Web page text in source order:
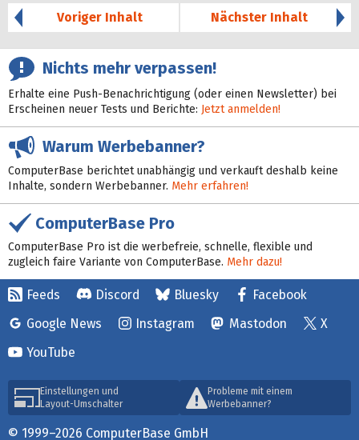
Voriger Inhalt
Nächster Inhalt
Nichts mehr verpassen!
Erhalte eine Push-Benachrichtigung (oder einen Newsletter) bei
Erscheinen neuer Tests und Berichte: Jetzt anmelden!
Warum Werbebanner?
ComputerBase berichtet unabhängig und verkauft deshalb keine
Inhalte, sondern Werbebanner. Mehr erfahren!
ComputerBase Pro
ComputerBase Pro ist die werbefreie, schnelle, flexible und
zugleich faire Variante von ComputerBase. Mehr dazu!
Feeds Discord Bluesky
Facebook
Google News
Instagram Mastodon
X
YouTube
Einstellungen und
Layout-Umschalter
Probleme mit einem
Werbebanner?
© 1999–2026 ComputerBase GmbH